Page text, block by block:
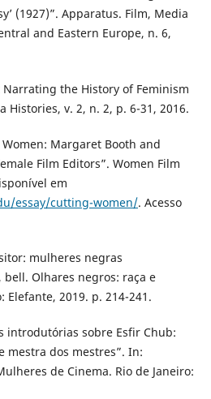
(1927)”. Apparatus. Film, Media
and Eastern Europe, n. 6,
Narrating the History of Feminism
Histories, v. 2, n. 2, p. 6-31, 2016.
Margaret Booth and
Film Editors”. Women Film
em
essay/cutting-women/. Acesso
mulheres negras
bell. Olhares negros: raça e
Elefante, 2019. p. 214-241.
introdutórias sobre Esfir Chub:
mestra dos mestres”. In:
de Cinema. Rio de Janeiro: